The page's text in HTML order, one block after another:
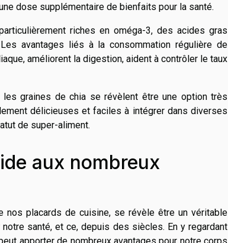
dose supplémentaire de bienfaits pour la santé.
riches en oméga-3, des acides gras
avantages liés à la consommation régulière de
améliorent la digestion, aident à contrôler le taux
graines de chia se révèlent être une option très
délicieuses et faciles à intégrer dans diverses
de super-aliment.
aux nombreux
placards de cuisine, se révèle être un véritable
santé, et ce, depuis des siècles. En y regardant